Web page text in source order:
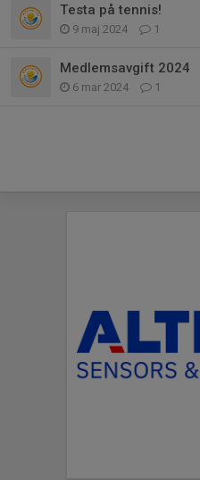
Testa på tennis!
9 maj 2024 1
Medlemsavgift 2024
6 mar 2024 1